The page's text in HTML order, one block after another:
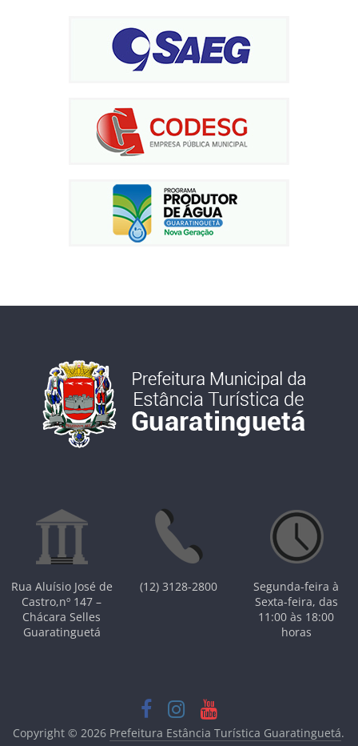
Rua Aluísio José de
Castro,nº 147 –
Chácara Selles
Guaratinguetá
(12) 3128-2800
Segunda-feira à
Sexta-feira, das
11:00 às 18:00
horas
Copyright © 2026 Prefeitura Estância Turística Guaratinguetá.